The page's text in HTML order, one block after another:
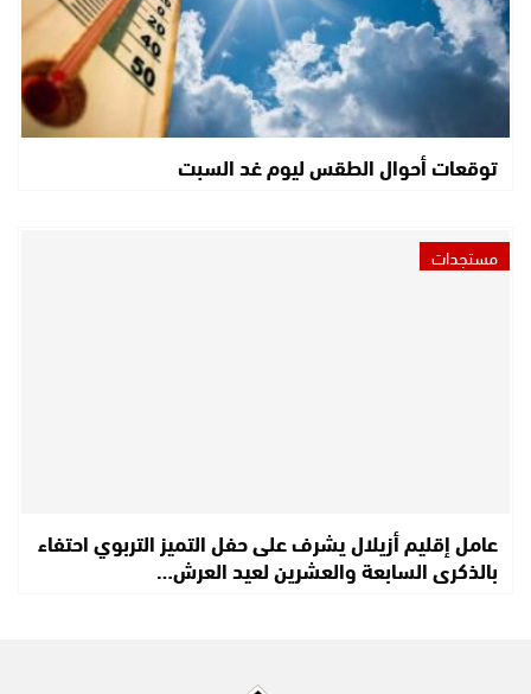
توقعات أحوال الطقس ليوم غد السبت
مستجدات
عامل إقليم أزيلال يشرف على حفل التميز التربوي احتفاء
بالذكرى السابعة والعشرين لعيد العرش…